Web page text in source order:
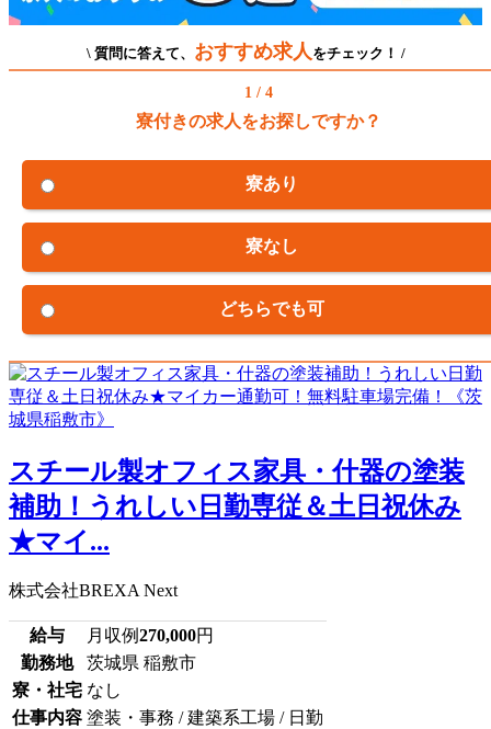
\ 質問に答えて、 おすすめ求人 をチェック！ /
1 / 4
寮付きの求人をお探しですか？
寮あり
寮なし
どちらでも可
スチール製オフィス家具・什器の塗装
補助！うれしい日勤専従＆土日祝休み
★マイ...
株式会社BREXA Next
給与 月収例270,000円
勤務地
茨城県 稲敷市
寮・社宅 なし
仕事内容 塗装・事務 / 建築系工場 / 日勤